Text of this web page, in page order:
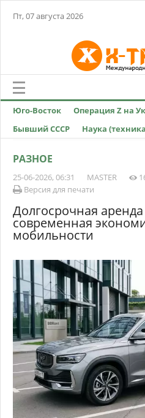
Пт, 07 августа 2026
Юго-Восток Операция Z на
Бывший СССР
Наука
РАЗНОЕ
25-06-2026, 06:31 MASTER
Версия для печати
Долгосрочная
современная
мобильности